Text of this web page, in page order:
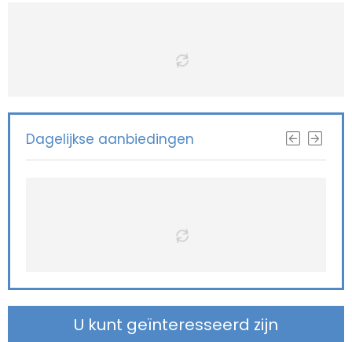
Dagelijkse aanbiedingen
U kunt geïnteresseerd zijn